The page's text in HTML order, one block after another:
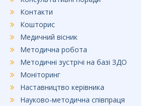
Контакти
Кошторис
Медичний вісник
Методична робота
Методичні зустрічі на базі ЗДО
Моніторинг
Наставництво керівника
Науково-методична співпраця